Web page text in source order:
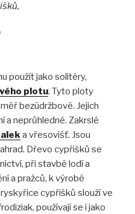
použít jako solitéry,
plotu. Tyto ploty
bezúdržbové. Jejich
a neprůhledné. Zakrslé
a vřesovišť. Jsou
Dřevo cypřišků se
při stavbě lodí a
a pražců, k výrobě
cypřišků slouží ve
používají se i jako